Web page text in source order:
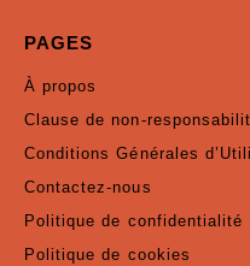
PAGES
À propos
Clause de non-
Conditions Générales
Contactez-nous
Politique de confidentialité
Politique de cookies